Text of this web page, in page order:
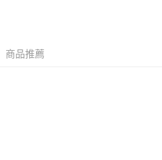
或以上免運費
商品推薦